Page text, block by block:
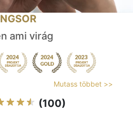
ami virág
Mutass többet >>
(100)